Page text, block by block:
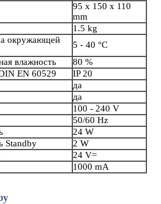
95 x 150 x 110
mm
1.5 kg
окружающей
5 - 40 °C
влажность
80 %
EN 60529
IP 20
да
да
100 - 240 V
50/60 Hz
24 W
Standby
2 W
24 V=
1000 mA